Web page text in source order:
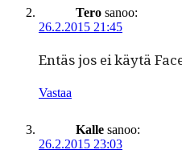
Tero sanoo:
26.2.2015 21:45
Entäs jos ei käytä
Vastaa
Kalle sanoo:
26.2.2015 23:03